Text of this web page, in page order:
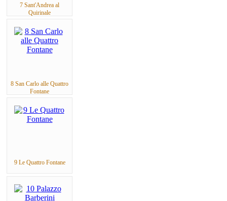
7 Sant'Andrea al
Quirinale
8 San Carlo alle Quattro
Fontane
9 Le Quattro Fontane